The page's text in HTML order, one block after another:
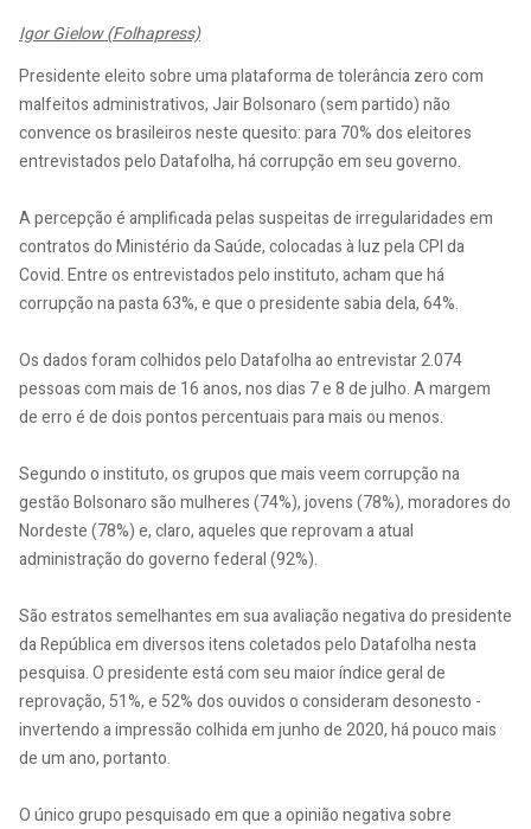
Igor Gielow (Folhapress)
Presidente eleito sobre uma plataforma de tolerância zero com
malfeitos administrativos, Jair Bolsonaro (sem partido) não
convence os brasileiros neste quesito: para 70% dos eleitores
entrevistados pelo Datafolha, há corrupção em seu governo.
A percepção é amplificada pelas suspeitas de irregularidades em
contratos do Ministério da Saúde, colocadas à luz pela CPI da
Covid. Entre os entrevistados pelo instituto, acham que há
corrupção na pasta 63%, e que o presidente sabia dela, 64%.
Os dados foram colhidos pelo Datafolha ao entrevistar 2.074
pessoas com mais de 16 anos, nos dias 7 e 8 de julho. A margem
de erro é de dois pontos percentuais para mais ou menos.
Segundo o instituto, os grupos que mais veem corrupção na
gestão Bolsonaro são mulheres (74%), jovens (78%), moradores do
Nordeste (78%) e, claro, aqueles que reprovam a atual
administração do governo federal (92%).
São estratos semelhantes em sua avaliação negativa do presidente
da República em diversos itens coletados pelo Datafolha nesta
pesquisa. O presidente está com seu maior índice geral de
reprovação, 51%, e 52% dos ouvidos o consideram desonesto -
invertendo a impressão colhida em junho de 2020, há pouco mais
de um ano, portanto.
O único grupo pesquisado em que a opinião negativa sobre